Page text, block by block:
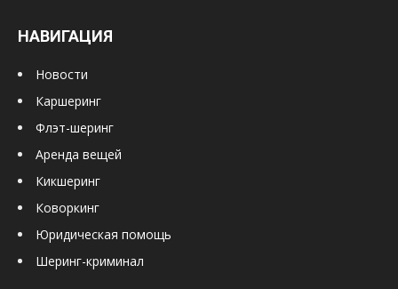
НАВИГАЦИЯ
Новости
Каршеринг
Флэт-шеринг
Аренда вещей
Кикшеринг
Коворкинг
Юридическая помощь
Шеринг-криминал